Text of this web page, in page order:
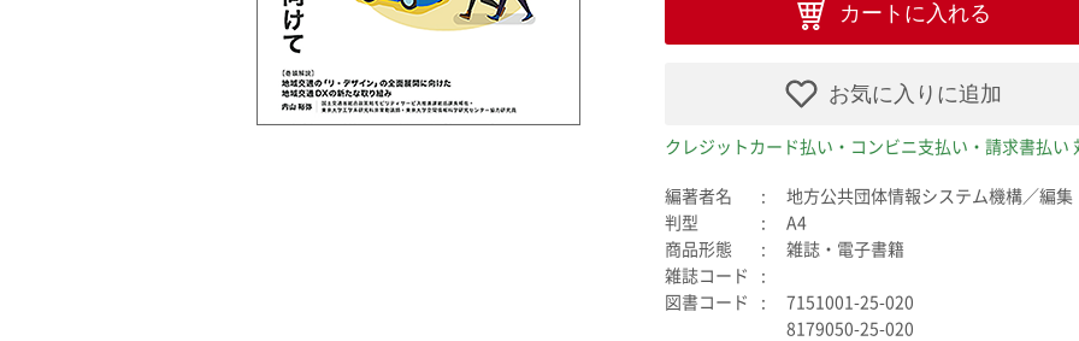
カートに入れる
お気に入りに追加
クレジットカード払い・コンビニ支払い・請求書払い
編著者名
地方公共団体情報システム機構／編集
判型
A4
商品形態
雑誌・電子書籍
雑誌コード
図書コード
7151001-25-020
8179050-25-020